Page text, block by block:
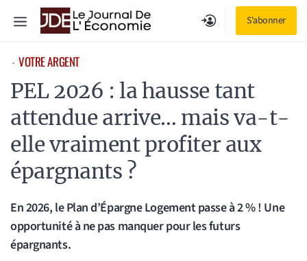
S'abonner
Menu
⋅ VOTRE ARGENT
PEL 2026 : la hausse tant
attendue arrive… mais va-t-
elle vraiment profiter aux
épargnants ?
En 2026, le Plan d’Épargne Logement passe à 2 % ! Une
opportunité à ne pas manquer pour les futurs
épargnants.